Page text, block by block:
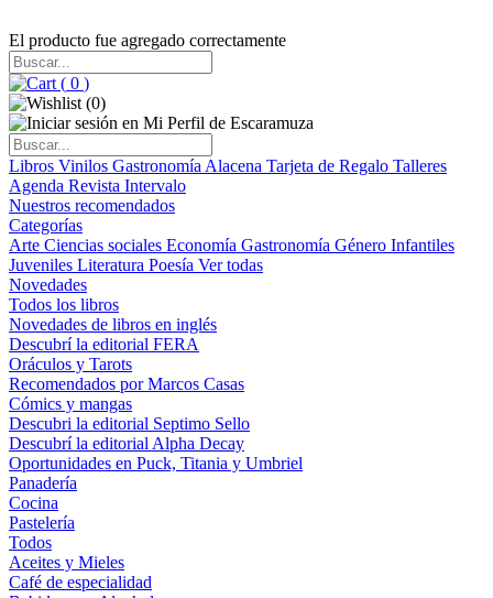
El producto fue agregado correctamente
( 0 )
(0)
Libros Vinilos Gastronomía Alacena Tarjeta de Regalo Talleres
Agenda Revista Intervalo
Nuestros recomendados
Categorías
Arte Ciencias sociales Economía Gastronomía Género Infantiles
Juveniles Literatura Poesía Ver todas
Novedades
Todos los libros
Novedades de libros en inglés
Descubrí la editorial FERA
Oráculos y Tarots
Recomendados por Marcos Casas
Cómics y mangas
Descubri la editorial Septimo Sello
Descubrí la editorial Alpha Decay
Oportunidades en Puck, Titania y Umbriel
Panadería
Cocina
Pastelería
Todos
Aceites y Mieles
Café de especialidad